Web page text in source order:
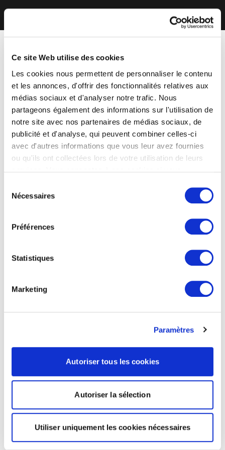
Ce site Web utilise des cookies
Les cookies nous permettent de personnaliser le contenu
et les annonces, d'offrir des fonctionnalités relatives aux
médias sociaux et d'analyser notre trafic. Nous
partageons également des informations sur l'utilisation de
notre site avec nos partenaires de médias sociaux, de
publicité et d'analyse, qui peuvent combiner celles-ci
avec d'autres informations que vous leur avez fournies
ou qu'ils ont collectées lors de votre utilisation de leurs
Nécessaires
Préférences
Statistiques
Marketing
Paramètres
Autoriser tous les cookies
Autoriser la sélection
Utiliser uniquement les cookies nécessaires